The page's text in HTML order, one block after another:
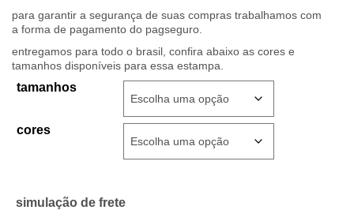
para garantir a segurança de suas compras trabalhamos com
a forma de pagamento do pagseguro.
entregamos para todo o brasil, confira abaixo as cores e
tamanhos disponíveis para essa estampa.
tamanhos
cores
simulação de frete